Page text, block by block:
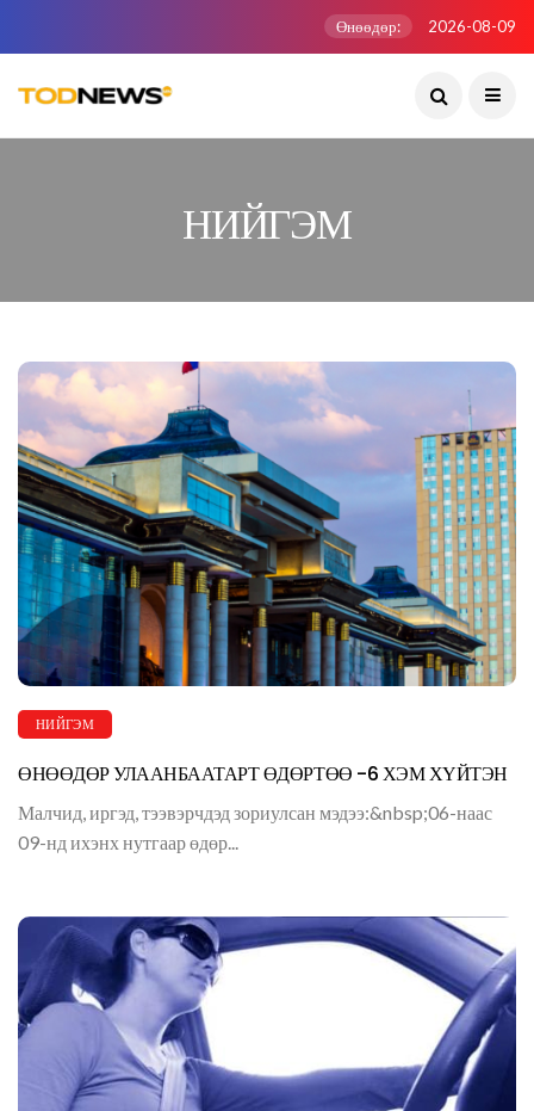
Өнөөдөр: 2026-08-09
НИЙГЭМ
НИЙГЭМ
ӨНӨӨДӨР УЛААНБААТАРТ ӨДӨРТӨӨ -6 ХЭМ ХҮЙТЭН
Малчид, иргэд, тээвэрчдэд зориулсан мэдээ:&nbsp;06-наас
09-нд ихэнх нутгаар өдөр...